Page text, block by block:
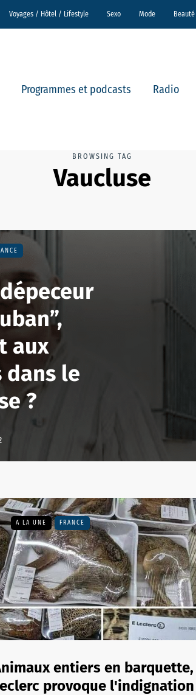
Voyages / Hôtel / Lifestyle Sexo Mode Beauté
Programmes et podcasts Radio
BROWSING TAG
Vaucluse
aux
le
?
A LA UNE FRANCE
entiers en barquette,
provoque l'indignation